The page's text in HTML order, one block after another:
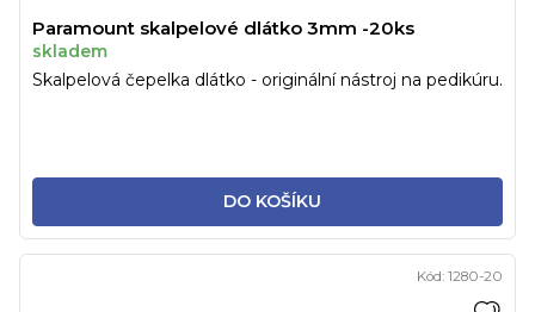
Paramount skalpelové dlátko 3mm -20ks
skladem
DO KOŠÍKU
Skalpelová čepelka dlátko - originální nástroj na pedikúru.
Kód: 1280-20